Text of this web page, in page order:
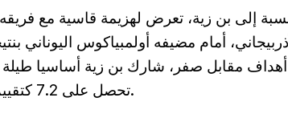
إلى بن زية، تعرض لهزيمة قاسية مع فريقه
أمام مضيفه أولمبياكوس اليوناني
أهداف مقابل صفر، شارك بن زية أساسيا طيلة
تحصل على 7.2 كتقييم لآداءه.